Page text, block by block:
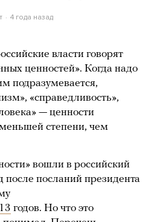
4 года назад
власти говорят
ценностей». Когда надо
подразумевается,
«справедливость»,
— ценности
степени, чем
вошли в российский
после посланий президента
годов. Но что это